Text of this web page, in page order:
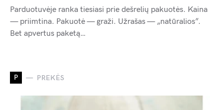
Parduotuvėje ranka tiesiasi prie dešrelių pakuotės. Kaina
— priimtina. Pakuotė — graži. Užrašas — „natūralios”.
Bet apvertus paketą…
P PREKĖS